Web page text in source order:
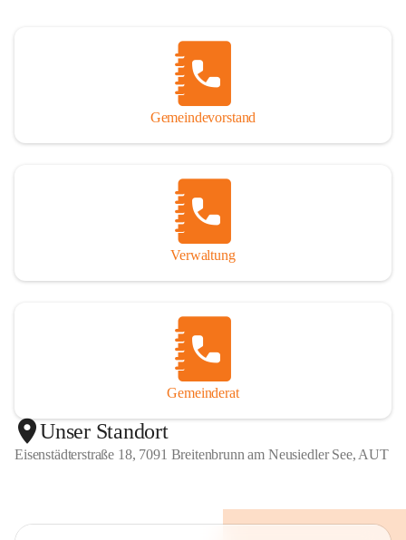
Gemeindevorstand
Verwaltung
Gemeinderat
Unser Standort
Eisenstädterstraße 18, 7091 Breitenbrunn am Neusiedler See, AUT